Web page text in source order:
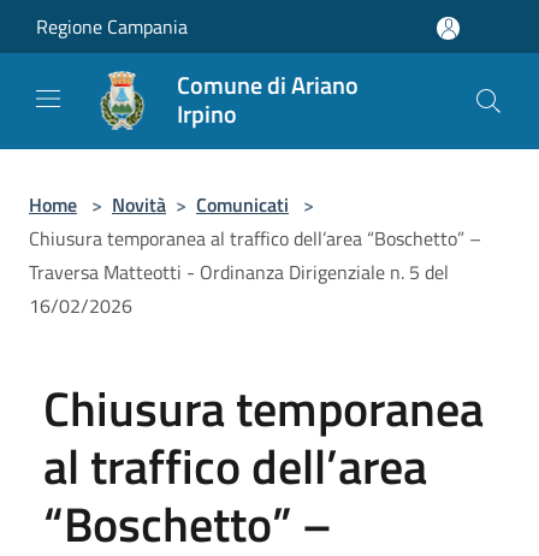
Salta al contenuto principale
Regione Campania
Comune di Ariano
Irpino
Home > Novità > Comunicati >
Chiusura temporanea al traffico dell’area “Boschetto” –
Traversa Matteotti - Ordinanza Dirigenziale n. 5 del
16/02/2026
Chiusura temporanea
al traffico dell’area
“Boschetto” –